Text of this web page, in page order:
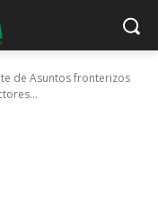
de Asuntos fronterizos